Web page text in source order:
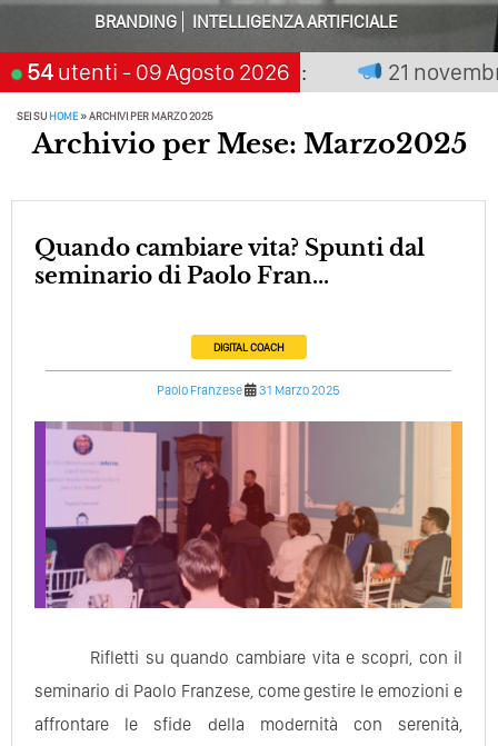
Perché Pubblicare Non Basta Più? Contenuti Di Valore O
Solo Rumore…
Perché Non Guadagni Sui Social Media? Probabilmente
Tutto Peggiorerà
Quali Sono Gli Errori Della Comunicazione Politica? Il
Caso Delle Braccia Incrociate
Come Promuoversi Nel Wedding? Il Mio Intervento Per
BRANDING
INTELLIGENZA ARTIFICIALE
54 utenti - 09 Agosto 2026
chi aspetta, scegli: 21 novembre
SEI SUHOME»ARCHIVI PER MARZO 2025
Archivio per Mese: Marzo2025
Quando cambiare vita? Spunti dal
seminario di Paolo Fran...
DIGITAL COACH
Paolo Franzese 31 Marzo 2025
Rifletti su quando cambiare vita e scopri, con il
seminario di Paolo Franzese, come gestire le emozioni e
affrontare le sfide della modernità con serenità,